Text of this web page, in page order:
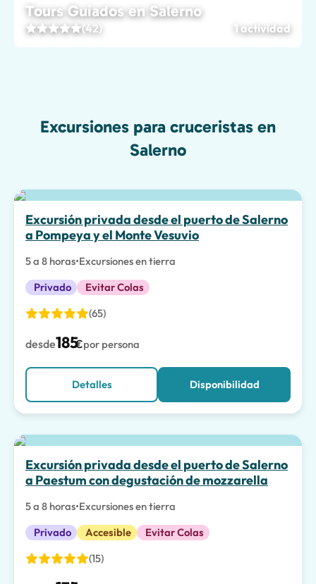
Tours Guiados en Salerno
(42) 1 actividad
Excursiones para cruceristas en
Salerno
Excursión privada desde el puerto de Salerno
a Pompeya y el Monte Vesuvio
5 a 8 horas•Excursiones en tierra
Privado
Evitar Colas
(65)
desde185€por persona
Detalles Disponibilidad
La mejor opción
Excursión privada desde el puerto de Salerno
a Paestum con degustación de mozzarella
5 a 8 horas•Excursiones en tierra
Privado
Accesible
Evitar Colas
(15)